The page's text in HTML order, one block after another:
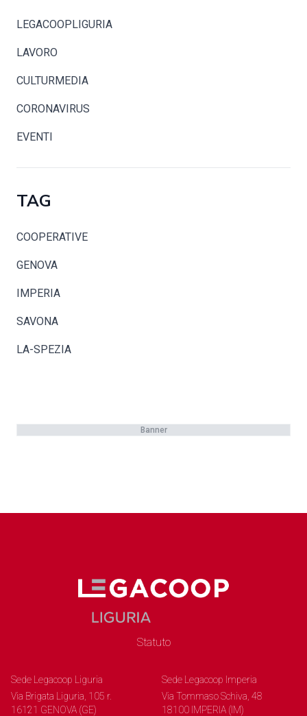
LEGACOOPLIGURIA
LAVORO
CULTURMEDIA
CORONAVIRUS
EVENTI
TAG
COOPERATIVE
GENOVA
IMPERIA
SAVONA
LA-SPEZIA
Banner
Statuto
Sede Legacoop Liguria
Via Brigata Liguria, 105 r.
16121 GENOVA (GE)
Sede Legacoop Imperia
Via Tommaso Schiva, 48
18100 IMPERIA (IM)